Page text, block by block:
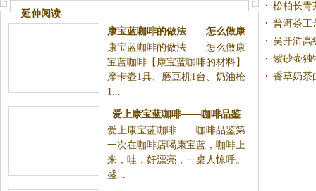
延伸阅读
康宝蓝咖啡的做法——怎么做康
宝蓝咖啡
康宝蓝咖啡的做法——怎么做康
宝蓝咖啡【康宝蓝咖啡的材料】
摩卡壶1具、磨豆机1台、奶油枪
1...
爱上康宝蓝咖啡——咖啡品鉴
爱上康宝蓝咖啡——咖啡品鉴第
一次在咖啡店喝康宝蓝，咖啡上
来，哇，好漂亮，一桌人惊呼。
盛...
松柏长青
普洱茶工
吴开浒高
紫砂壶独
香草奶